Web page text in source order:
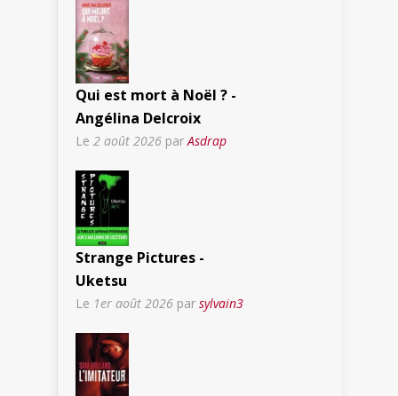
Qui est mort à Noël ? -
Angélina Delcroix
Le 2 août 2026 parAsdrap
Strange Pictures -
Uketsu
Le 1er août 2026 par sylvain3